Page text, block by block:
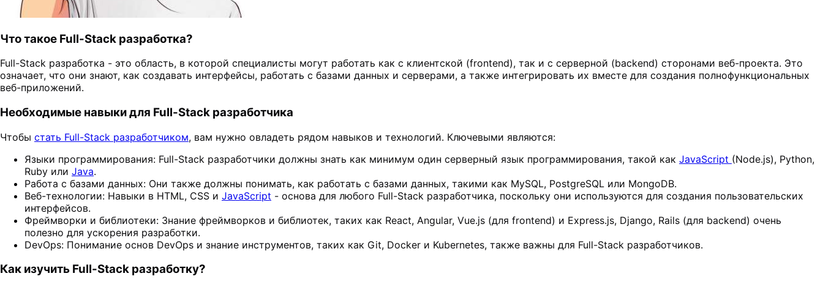
Что такое Full-Stack разработка?
Full-Stack разработка - это область, в которой специалисты могут работать как с клиентской (frontend), так и с серверной (backend) сторонами веб-проекта. Это
означает, что они знают, как создавать интерфейсы, работать с базами данных и серверами, а также интегрировать их вместе для создания полнофункциональных
веб-приложений.
Необходимые навыки для Full-Stack разработчика
Чтобы стать Full-Stack разработчиком, вам нужно овладеть рядом навыков и технологий. Ключевыми являются:
Языки программирования: Full-Stack разработчики должны знать как минимум один серверный язык программирования, такой как JavaScript (Node.js), Python,
Ruby или Java.
Работа с базами данных: Они также должны понимать, как работать с базами данных, такими как MySQL, PostgreSQL или MongoDB.
Веб-технологии: Навыки в HTML, CSS и JavaScript - основа для любого Full-Stack разработчика, поскольку они используются для создания пользовательских
интерфейсов.
Фреймворки и библиотеки: Знание фреймворков и библиотек, таких как React, Angular, Vue.js (для frontend) и Express.js, Django, Rails (для backend) очень
полезно для ускорения разработки.
DevOps: Понимание основ DevOps и знание инструментов, таких как Git, Docker и Kubernetes, также важны для Full-Stack разработчиков.
Как изучить Full-Stack разработку?